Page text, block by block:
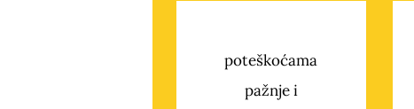
poteškoćama
pažnje i